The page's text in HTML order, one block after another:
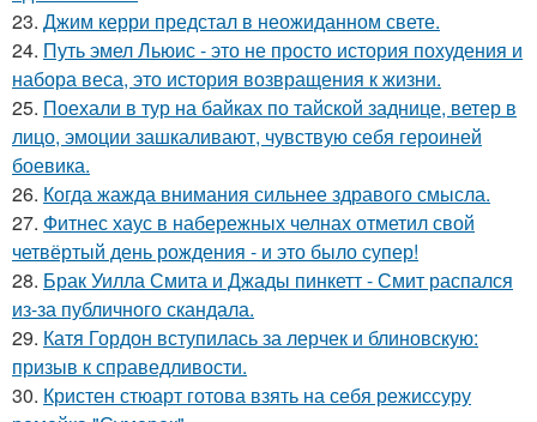
23. Джим керри предстал в неожиданном свете.
24. Путь эмел Льюис - это не просто история похудения и
набора веса, это история возвращения к жизни.
25. Поехали в тур на байках по тайской заднице, ветер в
лицо, эмоции зашкаливают, чувствую себя героиней
боевика.
26. Когда жажда внимания сильнее здравого смысла.
27. Фитнес хаус в набережных челнах отметил свой
четвёртый день рождения - и это было супер!
28. Брак Уилла Смита и Джады пинкетт - Смит распался
из-за публичного скандала.
29. Катя Гордон вступилась за лерчек и блиновскую:
призыв к справедливости.
30. Кристен стюарт готова взять на себя режиссуру